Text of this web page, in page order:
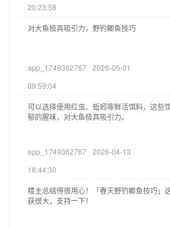
20:23:58
对大鱼极具吸引力，野钓鲫鱼技巧
app_1749362767 2026-05-01
09:59:04
可以选择使用红虫、蚯蚓等鲜活饵料，这些
郁的腥味，对大鱼极具吸引力。
app_1749362767 2026-04-13
18:44:30
楼主总结得很用心！「春天野钓鲫鱼技巧」
获很大，支持一下！